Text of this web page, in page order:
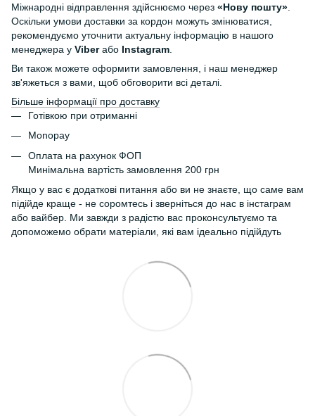
Міжнародні відправлення здійснюємо через «Нову пошту»
Оскільки умови доставки за кордон можуть змінюватися,
рекомендуємо уточнити актуальну інформацію в нашого
менеджера у Viberабо Instagram
Ви також можете оформити замовлення, і наш менеджер
зв'яжеться з вами, щоб обговорити всі деталі.
Більше інформації про доставку
Готівкою при отриманні
Monopay
Оплата на рахунок ФОП
Минімальна вартість замовлення 200 грн
Якщо у вас є додаткові питання або ви не знаєте, що саме вам
підійде краще - не соромтесь і зверніться до нас в інстаграм
або вайбер. Ми завжди з радістю вас проконсультуємо та
допоможемо обрати матеріали, які вам ідеально підійдуть